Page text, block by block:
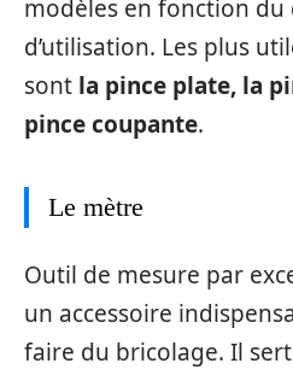
modèles en fonction du
d’utilisation. Les plus
sont la pince plate, la
pince coupante.
Le mètre
Outil de mesure par
un accessoire
faire du bricolage. Il